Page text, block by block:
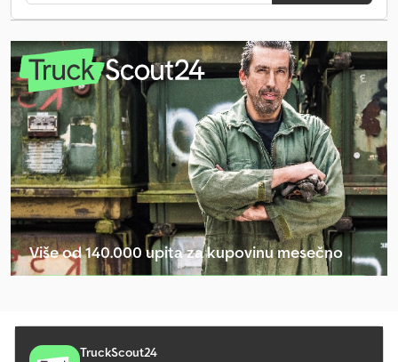
Više od 140.000 upita za kupovinu mesečno
TruckScout24